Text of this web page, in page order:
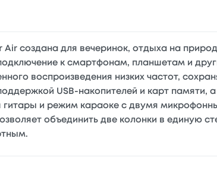
Air создана для вечеринок, отдыха на
к смартфонам, планшетам и
воспроизведения низких частот,
USB-накопителей и карт
и режим караоке с двумя
объединить две колонки в единую